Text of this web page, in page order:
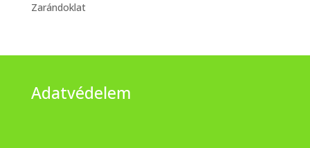
Zarándoklat
Adatvédelem